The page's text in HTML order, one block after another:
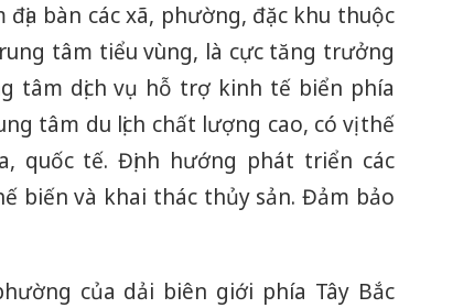
bàn các xã, phường, đặc khu thuộc
tâm tiểu vùng, là cực tăng trưởng
tâm dịch vụ hỗ trợ kinh tế biển phía
tâm du lịch chất lượng cao, có vị thế
quốc tế. Định hướng phát triển các
biến và khai thác thủy sản. Đảm bảo
của dải biên giới phía Tây Bắc